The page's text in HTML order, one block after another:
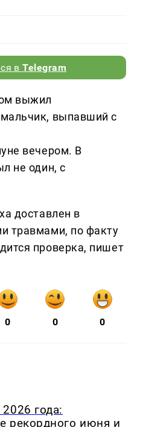
вTelegram
выжил
выпавший с
вечером. В
не один, с
доставлен в
травмами, по факту
проверка, пишет
0 0 0
года:
рекордного июня и